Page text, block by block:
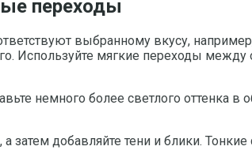
переходы
выбранному вкусу,
Используйте мягкие переходы между
немного более светлого оттенка в
добавляйте тени и блики.